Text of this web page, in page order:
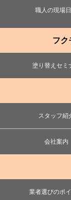
職人の現場
フク
塗り替えセミ
スタッフ紹
会社案内
業者選びのポ